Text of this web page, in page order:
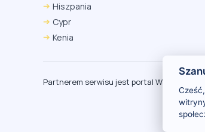
Hiszpania
Cypr
Kenia
Partnerem serwisu jest portal Wakacje.pl